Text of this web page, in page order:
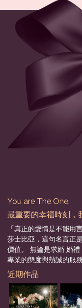
You are The One.
最重要的幸福時刻，
「真正的愛情是不能用
莎士比亞，這句名言正
價值。 無論是求婚 婚禮
專業的態度與熱誠的服
近期作品